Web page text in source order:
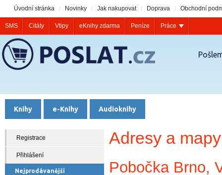
Knihy e-Knihy Audioknihy
Adresy a
Pobočka Brno,
Registrace
Přihlášení
Nejprodávanější
Úvodní stránka Novinky Jak nakupovat Doprava Obchodní
SMS Citáty Vtipy eKnihy zdarma Peníze Práce